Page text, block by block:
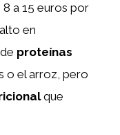
a 15 euros por
en
proteínas
o el arroz, pero
que